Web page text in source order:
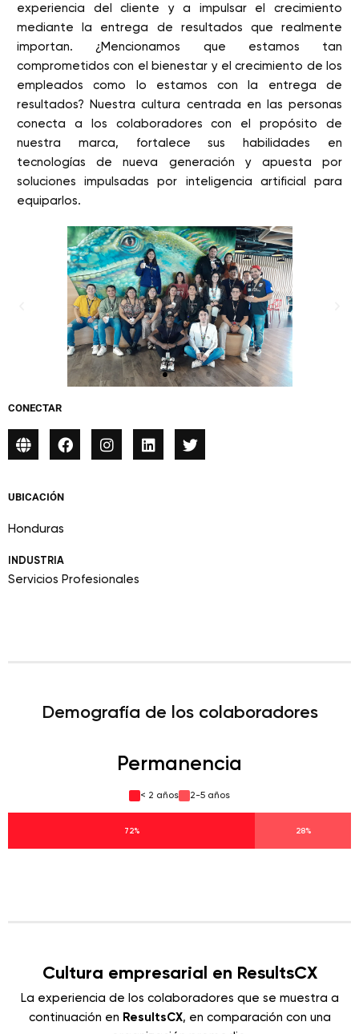
experiencia del cliente y a impulsar el crecimiento
mediante la entrega de resultados que realmente
importan. ¿Mencionamos que estamos tan
comprometidos con el bienestar y el crecimiento de los
empleados como lo estamos con la entrega de
resultados? Nuestra cultura centrada en las personas
conecta a los colaboradores con el propósito de
nuestra marca, fortalece sus habilidades en
tecnologías de nueva generación y apuesta por
soluciones impulsadas por inteligencia artificial para
equiparlos.
INDUSTRIA
Servicios Profesionales
UBICACIÓN
Honduras
CONECTAR
Demografía de los colaboradores
Permanencia
< 2 años 2-5 años
72% 28%
Cultura empresarial en ResultsCX
La experiencia de los colaboradores que se muestra a
continuación en ResultsCX, en comparación con una